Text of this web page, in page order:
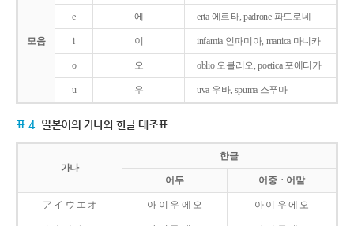
모음
e 에 erta 에르타, padrone 파드로네
i 이 infamia 인파미아, manica 마니카
o 오 oblio 오블리오, poetica 포에티카
u 우 uva 우바, spuma 스푸마
표 4 일본어의 가나와 한글 대조표
가나
한글
어두 어중ㆍ어말
ア イ ウ エ オ 아 이 우 에 오 아 이 우 에 오